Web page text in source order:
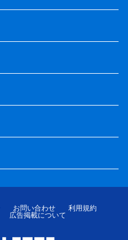
お問い合わせ
利用規約
広告掲載について